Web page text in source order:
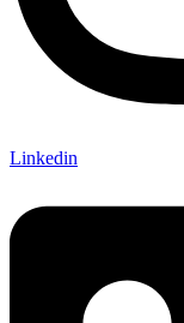
Linkedin